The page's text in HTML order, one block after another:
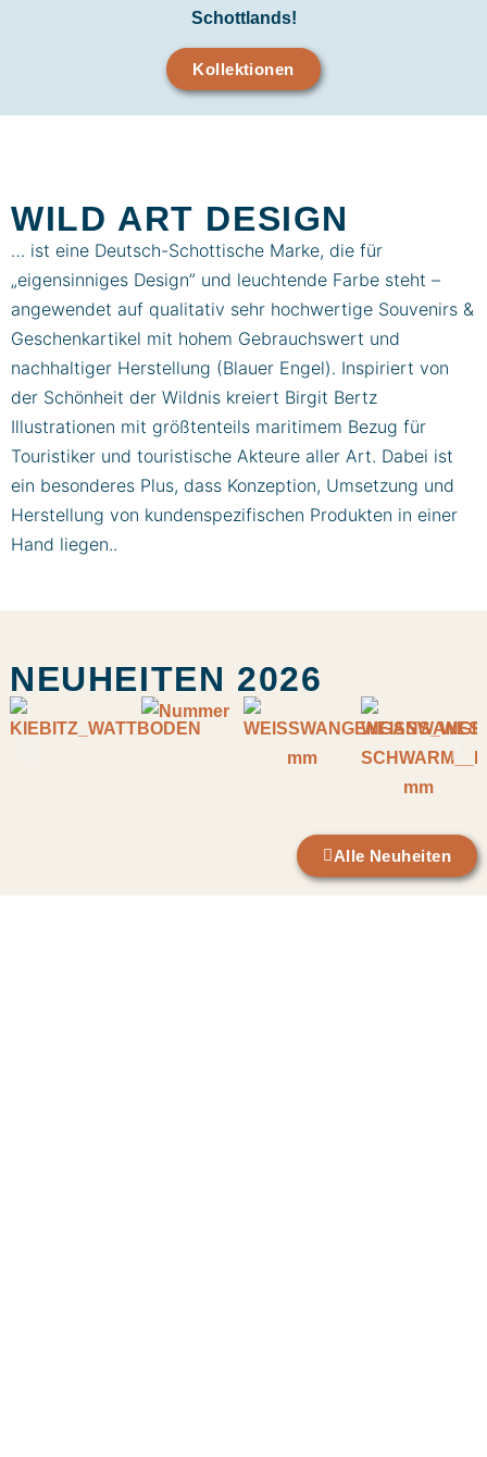
Schottlands!
Kollektionen
WILD ART DESIGN
… ist eine Deutsch-Schottische Marke, die für
„eigensinniges Design” und leuchtende Farbe steht –
angewendet auf qualitativ sehr hochwertige Souvenirs &
Geschenkartikel mit hohem Gebrauchswert und
nachhaltiger Herstellung (Blauer Engel). Inspiriert von
der Schönheit der Wildnis kreiert Birgit Bertz
Illustrationen mit größtenteils maritimem Bezug für
Touristiker und touristische Akteure aller Art. Dabei ist
ein besonderes Plus, dass Konzeption, Umsetzung und
Herstellung von kundenspezifischen Produkten in einer
Hand liegen..
NEUHEITEN 2026
Alle Neuheiten